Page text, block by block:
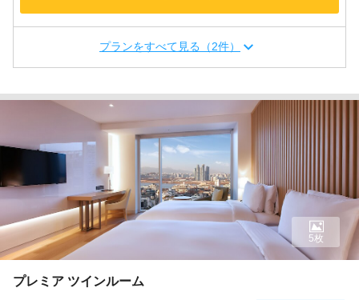
プランをすべて見る（2件）
プレミア ツインルーム
5枚